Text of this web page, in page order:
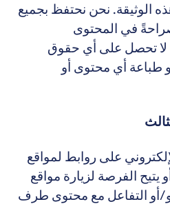
نحن نحتفظ بجميع
في المحتوى
تحصل على أي حقوق
أي محتوى أو
على روابط لمواقع
الفرصة لزيارة مواقع
أو التفاعل مع محتوى طرف